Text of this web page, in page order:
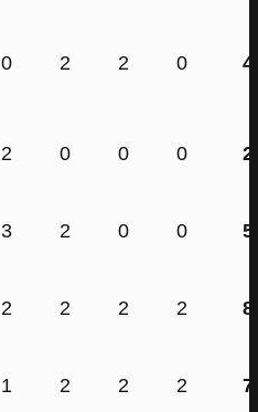
0 2 2 0 4
2 0 0 0 2
3 2 0 0 5
2 2 2 2 8
1 2 2 2 7